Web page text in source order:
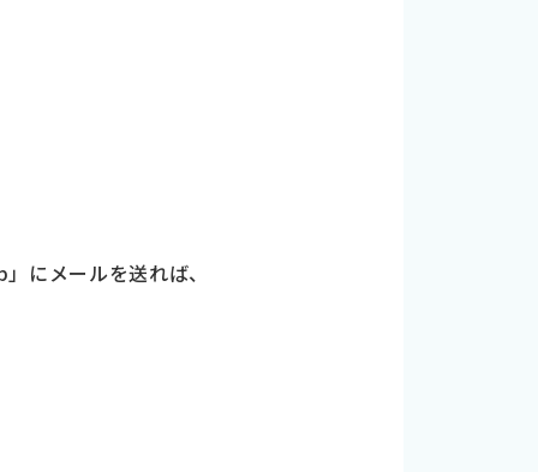
にメールを送れば、